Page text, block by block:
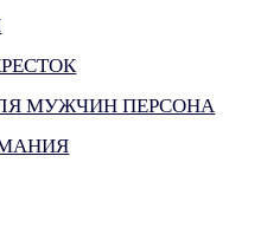
МУЖЧИН ПЕРСОНА